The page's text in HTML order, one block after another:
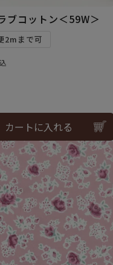
ブコットン＜59W＞
2mまで可
カートに入れる